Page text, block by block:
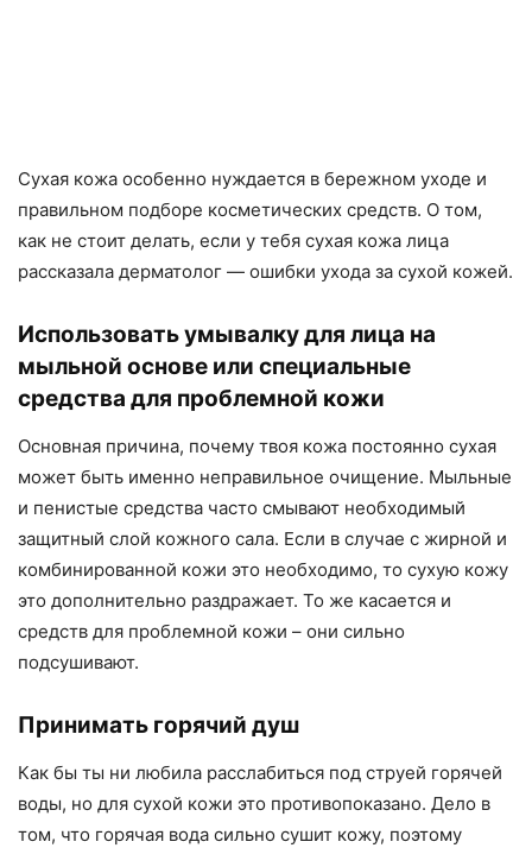
Сухая кожа особенно нуждается в бережном уходе и
правильном подборе косметических средств. О том,
как не стоит делать, если у тебя сухая кожа лица
рассказала дерматолог — ошибки ухода за сухой кожей.
Использовать умывалку для лица на
мыльной основе или специальные
средства для проблемной кожи
Основная причина, почему твоя кожа постоянно сухая
может быть именно неправильное очищение. Мыльные
и пенистые средства часто смывают необходимый
защитный слой кожного сала. Если в случае с жирной и
комбинированной кожи это необходимо, то сухую кожу
это дополнительно раздражает. То же касается и
средств для проблемной кожи – они сильно
подсушивают.
Принимать горячий душ
Как бы ты ни любила расслабиться под струей горячей
воды, но для сухой кожи это противопоказано. Дело в
том, что горячая вода сильно сушит кожу, поэтому